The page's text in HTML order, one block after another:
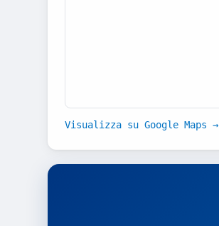
Visualizza su Google Maps →